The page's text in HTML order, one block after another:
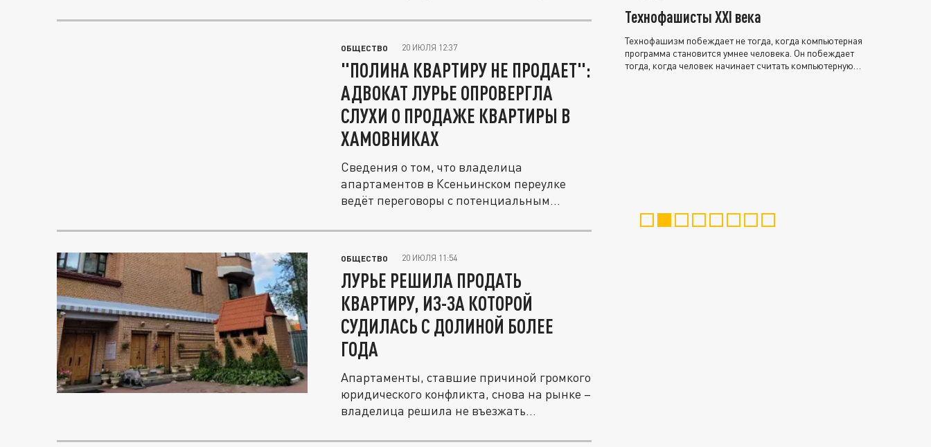
ОБЩЕСТВО 20 ИЮЛЯ 12:37
"ПОЛИНА КВАРТИРУ НЕ ПРОДАЕТ":
АДВОКАТ ЛУРЬЕ ОПРОВЕРГЛА
СЛУХИ О ПРОДАЖЕ КВАРТИРЫ В
ХАМОВНИКАХ
Сведения о том, что владелица
апартаментов в Ксеньинском переулке
ведёт переговоры с потенциальным
ОБЩЕСТВО 20 ИЮЛЯ 11:54
ЛУРЬЕ РЕШИЛА ПРОДАТЬ
КВАРТИРУ, ИЗ-ЗА КОТОРОЙ
СУДИЛАСЬ С ДОЛИНОЙ БОЛЕЕ
ГОДА
Апартаменты, ставшие причиной громкого
юридического конфликта, снова на рынке –
владелица решила не въезжать...
Технофашисты XXI века
Технофашизм побеждает не тогда, когда компьютерная
программа становится умнее человека. Он побеждает
тогда, когда человек начинает считать компьютерную